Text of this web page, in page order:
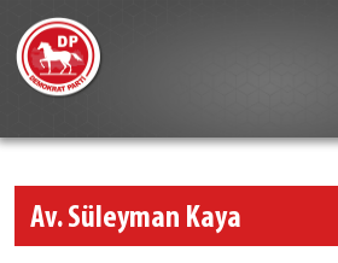
Av. Süleyman Kaya